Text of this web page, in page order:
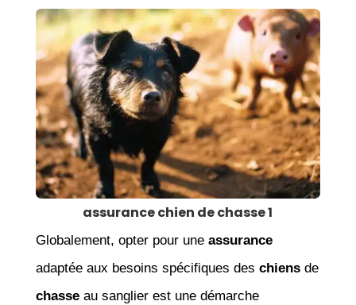
assurance chien de chasse 1
Globalement, opter pour une assurance
adaptée aux besoins spécifiques des chiensde
chasseau sanglier est une démarche